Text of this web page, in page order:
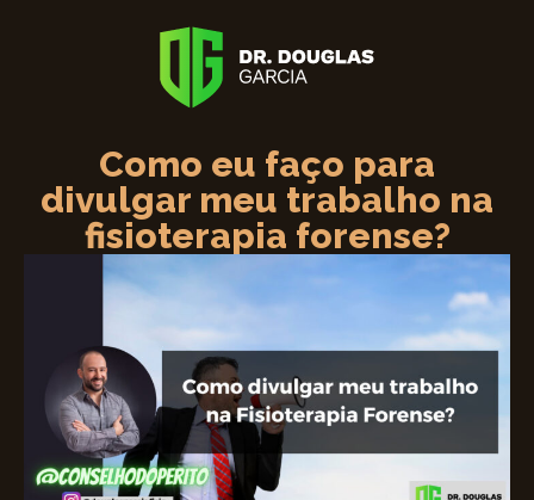
Como eu faço para
divulgar meu trabalho na
fisioterapia forense?